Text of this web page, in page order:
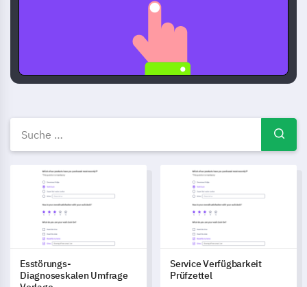
Kostenlose
Esstörungs-Diagnoseskalen Umfrage Vorlage
Esstörungs-
Diagnoseskalen Umfrage
Service Verfügbarkeit
Service Verfügbarkeit
Prüfzettel